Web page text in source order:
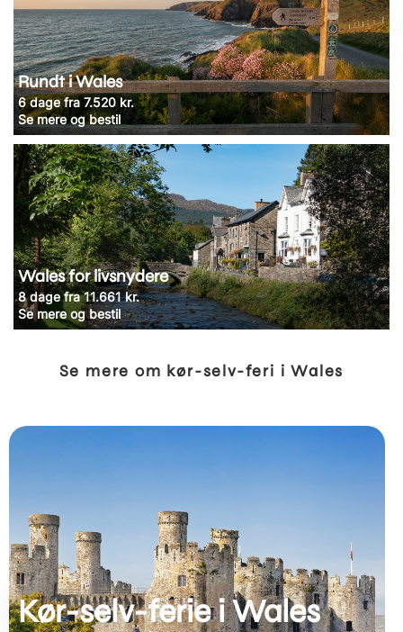
Rundt i Wales
6 dage fra 7.520 kr.
Se mere og bestil
Wales for livsnydere
8 dage fra 11.661 kr.
Se mere og bestil
Se mere om kør-selv-feri i Wales
Kør-selv-ferie i Wales